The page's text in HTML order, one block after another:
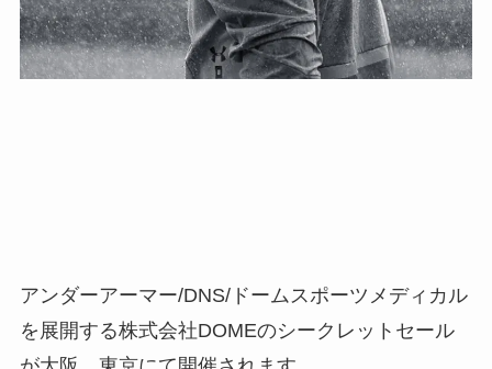
アンダーアーマー/DNS/ドームスポーツメディカル
を展開する株式会社DOMEのシークレットセール